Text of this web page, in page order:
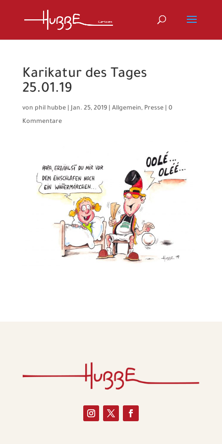
Karikatur des Tages
25.01.19
von phil hubbe|Jan. 25, 2019| Allgemein, Presse| 0
Kommentare